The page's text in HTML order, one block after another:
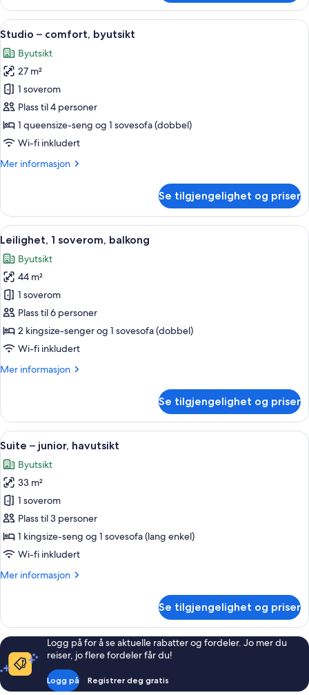
–
classic,
byutsikt
Åpne
alle
bildene
av
Studio
–
comfort,
byutsikt
Studio – comfort, byutsikt | Safe på
5
Studio – comfort, byutsikt
Byutsikt
27 m²
1 soverom
Plass til 4 personer
1 queensize-seng og 1 sovesofa (dobbel)
Wi-fi inkludert
Mer informasjon
Mer
–
comfort,
byutsikt
Se tilgjengelighet og priser
Åpne
alle
bildene
av
Leilighet,
1
soverom,
balkong
Leilighet, 1 soverom, balkong |
5
Leilighet, 1 soverom, balkong
Byutsikt
44 m²
1 soverom
Plass til 6 personer
2 kingsize-senger og 1 sovesofa (dobbel)
Wi-fi inkludert
Mer informasjon
Mer
1
soverom,
balkong
Se tilgjengelighet og priser
Åpne
alle
bildene
av
Suite
–
junior,
havutsikt
Suite – junior, havutsikt | Safe på
7
Suite – junior, havutsikt
Byutsikt
33 m²
1 soverom
Plass til 3 personer
1 kingsize-seng og 1 sovesofa (lang enkel)
Wi-fi inkludert
Mer informasjon
Mer
–
junior,
havutsikt
Se tilgjengelighet og priser
Logg på for å se aktuelle rabatter og fordeler. Jo mer du
reiser, jo flere fordeler får du!
Logg på Registrer deg gratis